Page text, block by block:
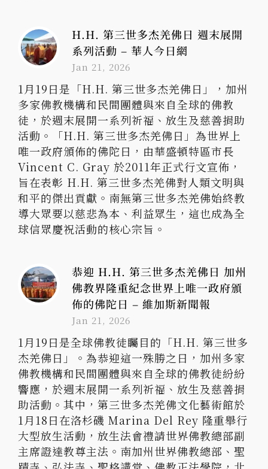
H.H. 第三世多杰羌佛日 週末展開
系列活動 – 華人今日網
Jan 21, 2026
1月19日是「H.H. 第三世多杰羌佛日」，加州
多家佛教機構和民間團體與來自全球的佛教
徒，於週末展開一系列祈福、放生及慈善捐助
活動。「H.H. 第三世多杰羌佛日」為世界上
唯一政府頒佈的佛陀日，由華盛頓特區市長
Vincent C. Gray 於2011年正式行文宣佈，
旨在表彰 H.H. 第三世多杰羌佛對人類文明與
和平的傑出貢獻。南無第三世多杰羌佛始終教
導大眾要以慈悲為本、利益眾生，這也成為全
球信眾慶祝活動的核心宗旨。
恭迎 H.H. 第三世多杰羌佛日 加州
佛教界隆重紀念世界上唯一政府頒
佈的佛陀日 – 維加斯新聞報
Jan 21, 2026
1月19日是全球佛教徒矚目的「H.H. 第三世多
杰羌佛日」。為恭迎這一殊勝之日，加州多家
佛教機構和民間團體與來自全球的佛教徒紛紛
響應，於週末展開一系列祈福、放生及慈善捐
助活動。其中，第三世多杰羌佛文化藝術館於
1月18日在洛杉磯 Marina Del Rey 隆重舉行
大型放生活動，放生法會禮請世界佛教總部副
主席證達教尊主法。南加州世界佛教總部、聖